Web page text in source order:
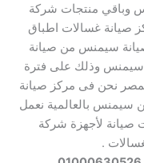
وباقي منتجات شركة
صيانة غسالات اطباق
سيمنس من صيانة
وذلك على فترة
نحن فى مركز صيانة
بالعالمية نعمل
لأجهزة شركة
.